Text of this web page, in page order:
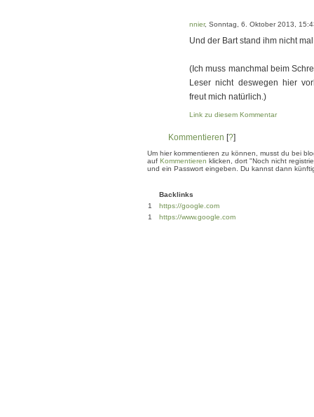
nnier, Sonntag, 6. Oktober 2013,
Und der Bart stand ihm nicht
(Ich muss manchmal beim
Leser nicht deswegen hier
freut mich natürlich.)
Link zu diesem Kommentar
Kommentieren [?]
Um hier kommentieren zu können, musst du bei
auf Kommentieren klicken, dort "Noch nicht
und ein Passwort eingeben. Du kannst dann
Backlinks
1
https://google.com
1
https://www.google.com